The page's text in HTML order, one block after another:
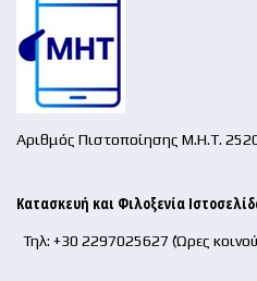
Αριθμός Πιστοποίησης Μ.Η.Τ.
Κατασκευή και Φιλοξενία
Τηλ: +30 2297025627 (Ώρες